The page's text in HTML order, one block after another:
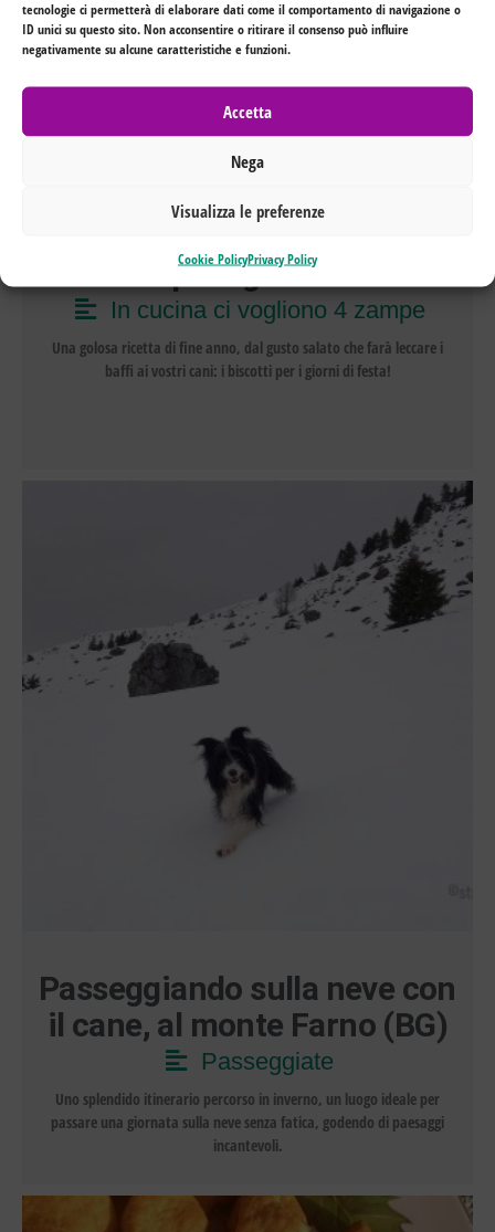
tecnologie ci permetterà di elaborare dati come il comportamento di navigazione o
ID unici su questo sito. Non acconsentire o ritirare il consenso può influire
negativamente su alcune caratteristiche e funzioni.
Accetta
Nega
Visualizza le preferenze
Cookie PolicyPrivacy Policy
Biscotti per i giorni di festa
In cucina ci vogliono 4 zampe
Una golosa ricetta di fine anno, dal gusto salato che farà leccare i
baffi ai vostri cani: i biscotti per i giorni di festa!
Passeggiando sulla neve con
il cane, al monte Farno (BG)
Passeggiate
Uno splendido itinerario percorso in inverno, un luogo ideale per
passare una giornata sulla neve senza fatica, godendo di paesaggi
incantevoli.